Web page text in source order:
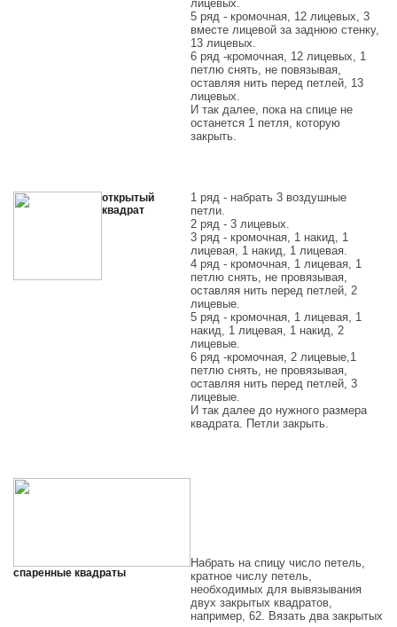
лицевых.
5 ряд - кромочная, 12 лицевых, 3
вместе лицевой за заднюю стенку,
13 лицевых.
6 ряд -кромочная, 12 лицевых, 1
петлю снять, не повязывая,
оставляя нить перед петлей, 13
лицевых.
И так далее, пока на спице не
останется 1 петля, которую
закрыть.
открытый
квадрат
1 ряд - набрать 3 воздушные
петли.
2 ряд - 3 лицевых.
3 ряд - кромочная, 1 накид, 1
лицевая, 1 накид, 1 лицевая.
4 ряд - кромочная, 1 лицевая, 1
петлю снять, не провязывая,
оставляя нить перед петлей, 2
лицевые.
5 ряд - кромочная, 1 лицевая, 1
накид, 1 лицевая, 1 накид, 2
лицевые.
6 ряд -кромочная, 2 лицевые,1
петлю снять, не провязывая,
оставляя нить перед петлей, 3
лицевые.
И так далее до нужного размера
квадрата. Петли закрыть.
спаренные квадраты
Набрать на спицу число петель,
кратное числу петель,
необходимых для вывязывания
двух закрытых квадратов,
например, 62. Вязать два закрытых